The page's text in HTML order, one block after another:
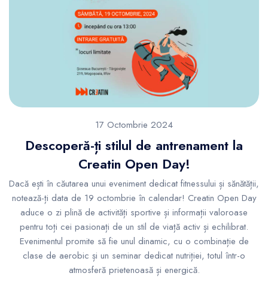
17 Octombrie 2024
Descoperă-ți stilul de antrenament la
Creatin Open Day!
Dacă ești în căutarea unui eveniment dedicat fitnessului și sănătății,
notează-ți data de 19 octombrie în calendar! Creatin Open Day
aduce o zi plină de activități sportive și informații valoroase
pentru toți cei pasionați de un stil de viață activ și echilibrat.
Evenimentul promite să fie unul dinamic, cu o combinație de
clase de aerobic și un seminar dedicat nutriției, totul într-o
atmosferă prietenoasă și energică.